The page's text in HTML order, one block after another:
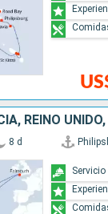
8 d